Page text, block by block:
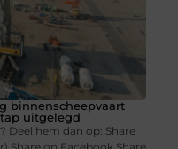
binnenscheepvaart
uitgelegd
Deel hem dan op: Share